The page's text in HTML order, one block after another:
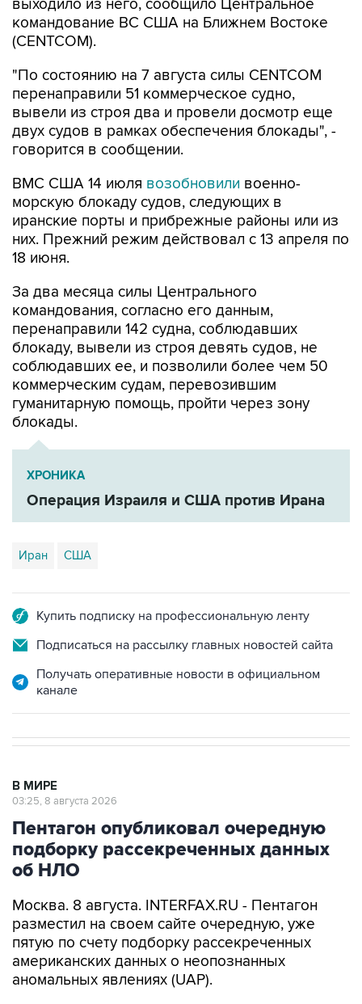
выходило из него, сообщило Центральное
командование ВС США на Ближнем Востоке
(CENTCOM).
"По состоянию на 7 августа силы CENTCOM
перенаправили 51 коммерческое судно,
вывели из строя два и провели досмотр еще
двух судов в рамках обеспечения блокады", -
говорится в сообщении.
ВМС США 14 июля возобновили военно-
морскую блокаду судов, следующих в
иранские порты и прибрежные районы или из
них. Прежний режим действовал с 13 апреля по
18 июня.
За два месяца силы Центрального
командования, согласно его данным,
перенаправили 142 судна, соблюдавших
блокаду, вывели из строя девять судов, не
соблюдавших ее, и позволили более чем 50
коммерческим судам, перевозившим
гуманитарную помощь, пройти через зону
блокады.
ХРОНИКА
Операция Израиля и США против Ирана
Иран США
Купить подписку на профессиональную ленту
Подписаться на рассылку главных новостей сайта
Получать оперативные новости в официальном
канале
В МИРЕ
03:25, 8 августа 2026
Пентагон опубликовал очередную
подборку рассекреченных данных
об НЛО
Москва. 8 августа. INTERFAX.RU - Пентагон
разместил на своем сайте очередную, уже
пятую по счету подборку рассекреченных
американских данных о неопознанных
аномальных явлениях (UAP).